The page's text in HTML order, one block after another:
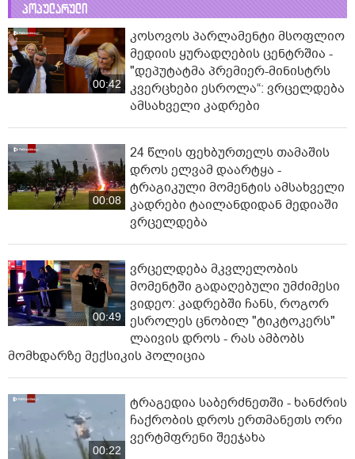
პოპულარული
00:42
კოსოვოს პარლამენტი მსოფლიო
მედიის ყურადღების ცენტრშია -
"დეპუტატმა პრემიერ-მინისტრს
კვერცხები ესროლა“: ვრცელდება
ამსახველი კადრები
00:08
24 წლის ფეხბურთელს თამაშის
დროს ელვამ დაარტყა -
ტრაგიკული მომენტის ამსახველი
კადრები ტაილანდიდან მედიაში
ვრცელდება
00:49
ვრცელდება მკვლელობის
მომენტში გადაღებული უმძიმესი
ვიდეო: კადრებში ჩანს, როგორ
ესროლეს ცნობილ "ტიკტოკერს"
ლაივის დროს - რას ამბობს
მომხდარზე მექსიკის პოლიცია
00:22
ტრაგედია საბერძნეთში - ხანძრის
ჩაქრობის დროს ერთმანეთს ორი
ვერტმფრენი შეეჯახა